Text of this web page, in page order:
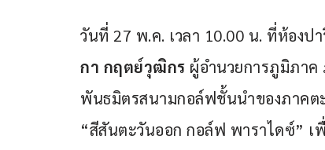
วันที่ 27 พ.ค. เวลา 10.00 น. ที่ห้องป
กา กฤตย์วุฒิกร ผู้อำนวยการภูมิภาค
พันธมิตรสนามกอล์ฟชั้นนำของภาคต
“สีสันตะวันออก กอล์ฟ พาราไดซ์” เ